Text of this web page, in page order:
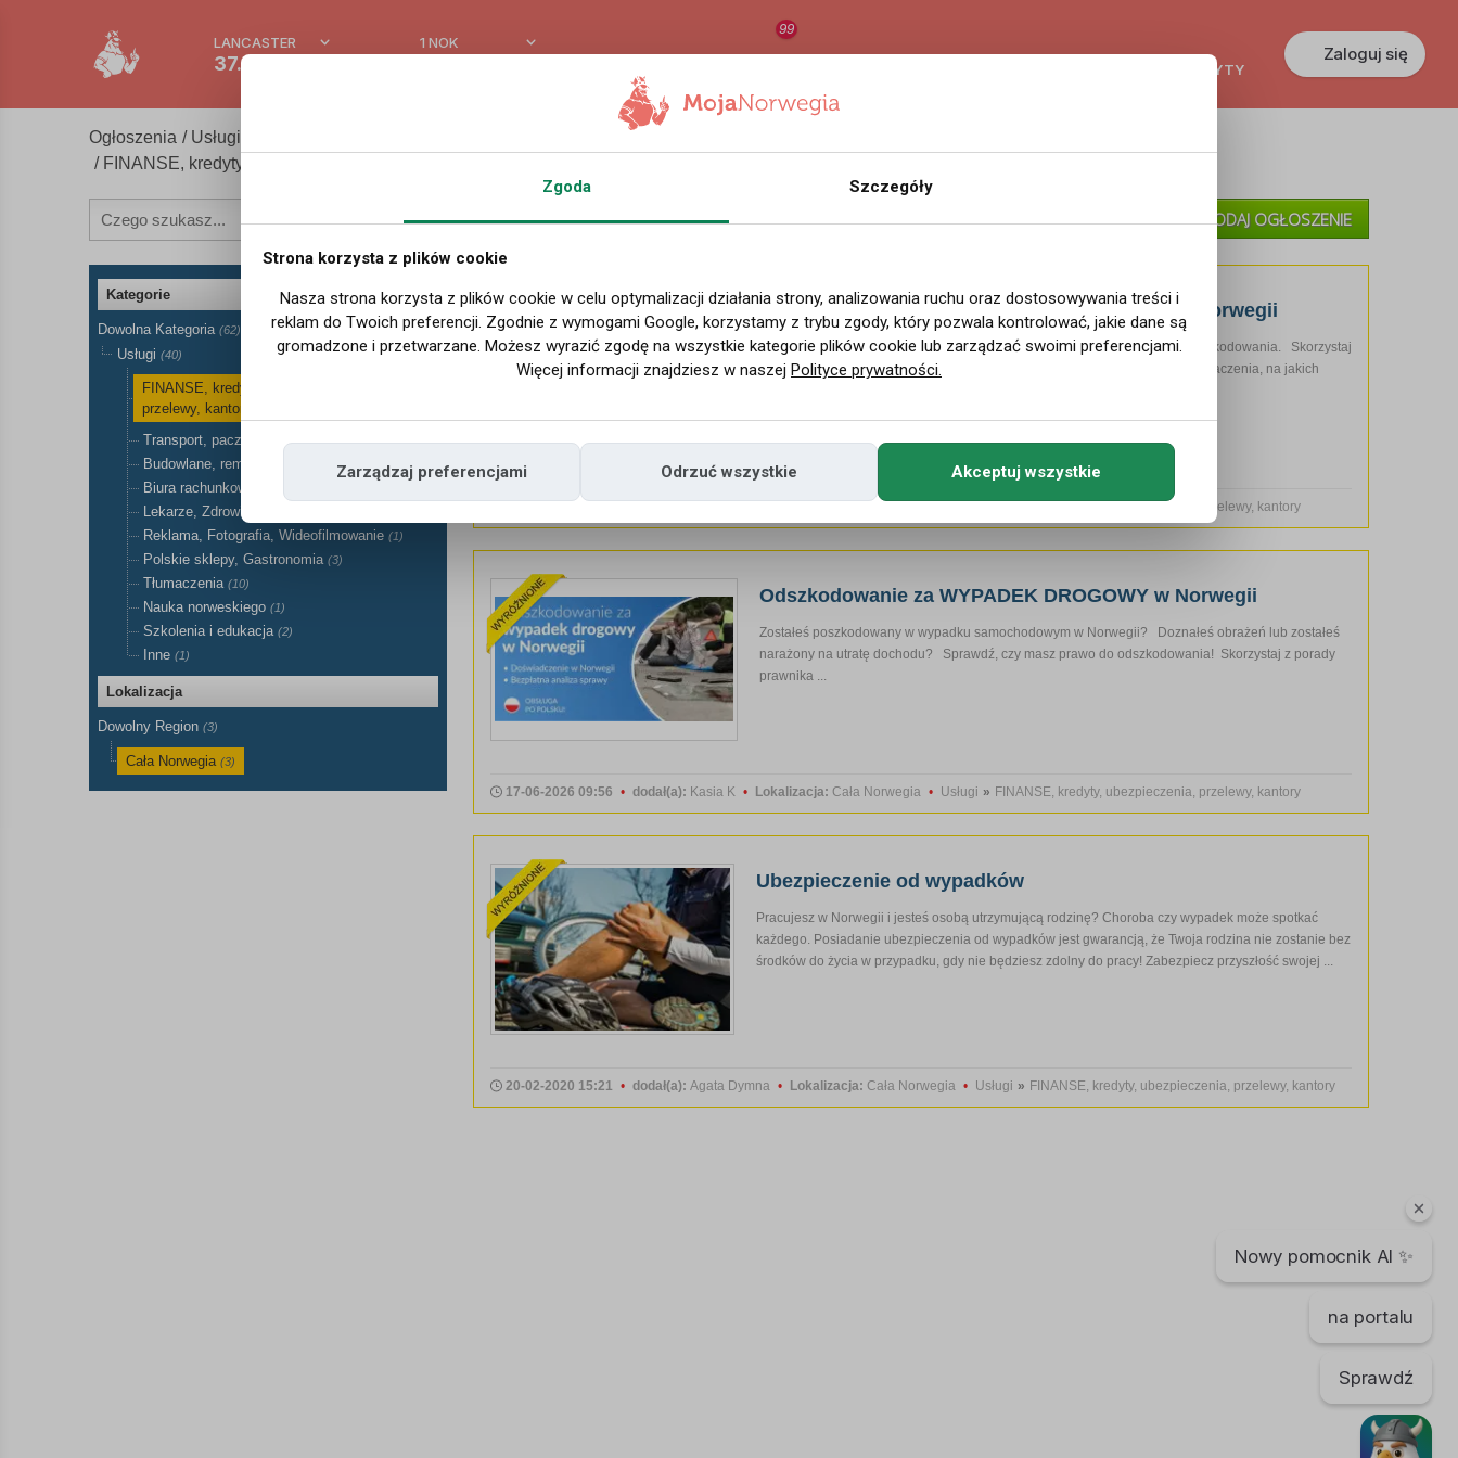
Nowy pomocnik AI ✨
na portalu
Sprawdź
LANCASTER
37.3 °C
1 NOK
99
KREDYTY
Zaloguj się
Ogłoszenia / Usługi
/ FINANSE, kredyty, ubezpieczenia, przelewy, kantory w Cała Norwegia
SZUKAJ Sortowanie losowe DODAJ OGŁOSZENIE
»Pomoc
Kategorie
Dowolna Kategoria (62)
Usługi (40)
FINANSE, kredyty, ubezpieczenia,
przelewy, kantory
Transport, paczki, przeprowadzki (4)
Budowlane, remontowe
Biura rachunkowe, księgowość, prawnik
Lekarze, Zdrowie, Medycyna
Reklama, Fotografia, Wideofilmowanie (1)
Polskie sklepy, Gastronomia (3)
Tłumaczenia (10)
Nauka norweskiego (1)
Szkolenia i edukacja (2)
Inne (1)
Lokalizacja
Dowolny Region (3)
Cała Norwegia (3)
Odszkodowanie za WYPADEK PRZY PRACY w Norwegii
Miałeś(aś) wypadek w pracy w Norwegii? Sprawdź, czy masz prawo do odszkodowania. Skorzystaj
z bezpłatnej porady prawnika Jeśli doznałeś urazu podczas pracy, nie ma znaczenia, na jakich
FINANSE, kredyty, ubezpieczenia, przelewy, kantory
Odszkodowanie za WYPADEK DROGOWY w Norwegii
Zostałeś poszkodowany w wypadku samochodowym w Norwegii? Doznałeś obrażeń lub zostałeś
narażony na utratę dochodu? Sprawdź, czy masz prawo do odszkodowania! Skorzystaj z porady
prawnika ...
17-06-2026 09:56 • dodał(a): Kasia K • Lokalizacja: Cała Norwegia • Usługi » FINANSE, kredyty, ubezpieczenia, przelewy, kantory
Ubezpieczenie od wypadków
Pracujesz w Norwegii i jesteś osobą utrzymującą rodzinę? Choroba czy wypadek może spotkać
każdego. Posiadanie ubezpieczenia od wypadków jest gwarancją, że Twoja rodzina nie zostanie bez
środków do życia w przypadku, gdy nie będziesz zdolny do pracy! Zabezpiecz przyszłość swojej ...
20-02-2020 15:21 • dodał(a): Agata Dymna • Lokalizacja: Cała Norwegia • Usługi » FINANSE, kredyty, ubezpieczenia, przelewy, kantory
Zgoda Szczegóły
Strona korzysta z plików cookie
Nasza strona korzysta z plików cookie w celu optymalizacji działania strony, analizowania ruchu oraz dostosowywania treści i
reklam do Twoich preferencji. Zgodnie z wymogami Google, korzystamy z trybu zgody, który pozwala kontrolować, jakie dane są
gromadzone i przetwarzane. Możesz wyrazić zgodę na wszystkie kategorie plików cookie lub zarządzać swoimi preferencjami.
Więcej informacji znajdziesz w naszej Polityce prywatności.
Zarządzaj preferencjami Odrzuć wszystkie Akceptuj wszystkie